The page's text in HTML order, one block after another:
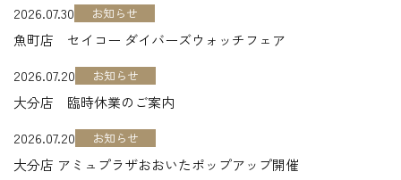
2026.07.30 お知らせ
魚町店 セイコー ダイバーズウォッチフェア
2026.07.20
お知らせ
大分店 臨時休業のご案内
2026.07.20
お知らせ
大分店 アミュプラザおおいたポップアップ開催